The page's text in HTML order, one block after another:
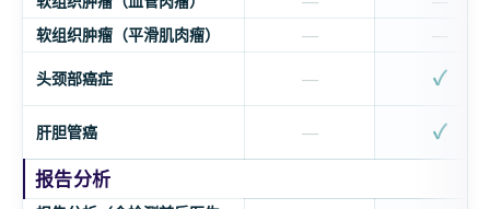
软组织肿瘤（平滑肌肉瘤） — —
头颈部癌症 — ✓
肝胆管癌 — ✓
报告分析